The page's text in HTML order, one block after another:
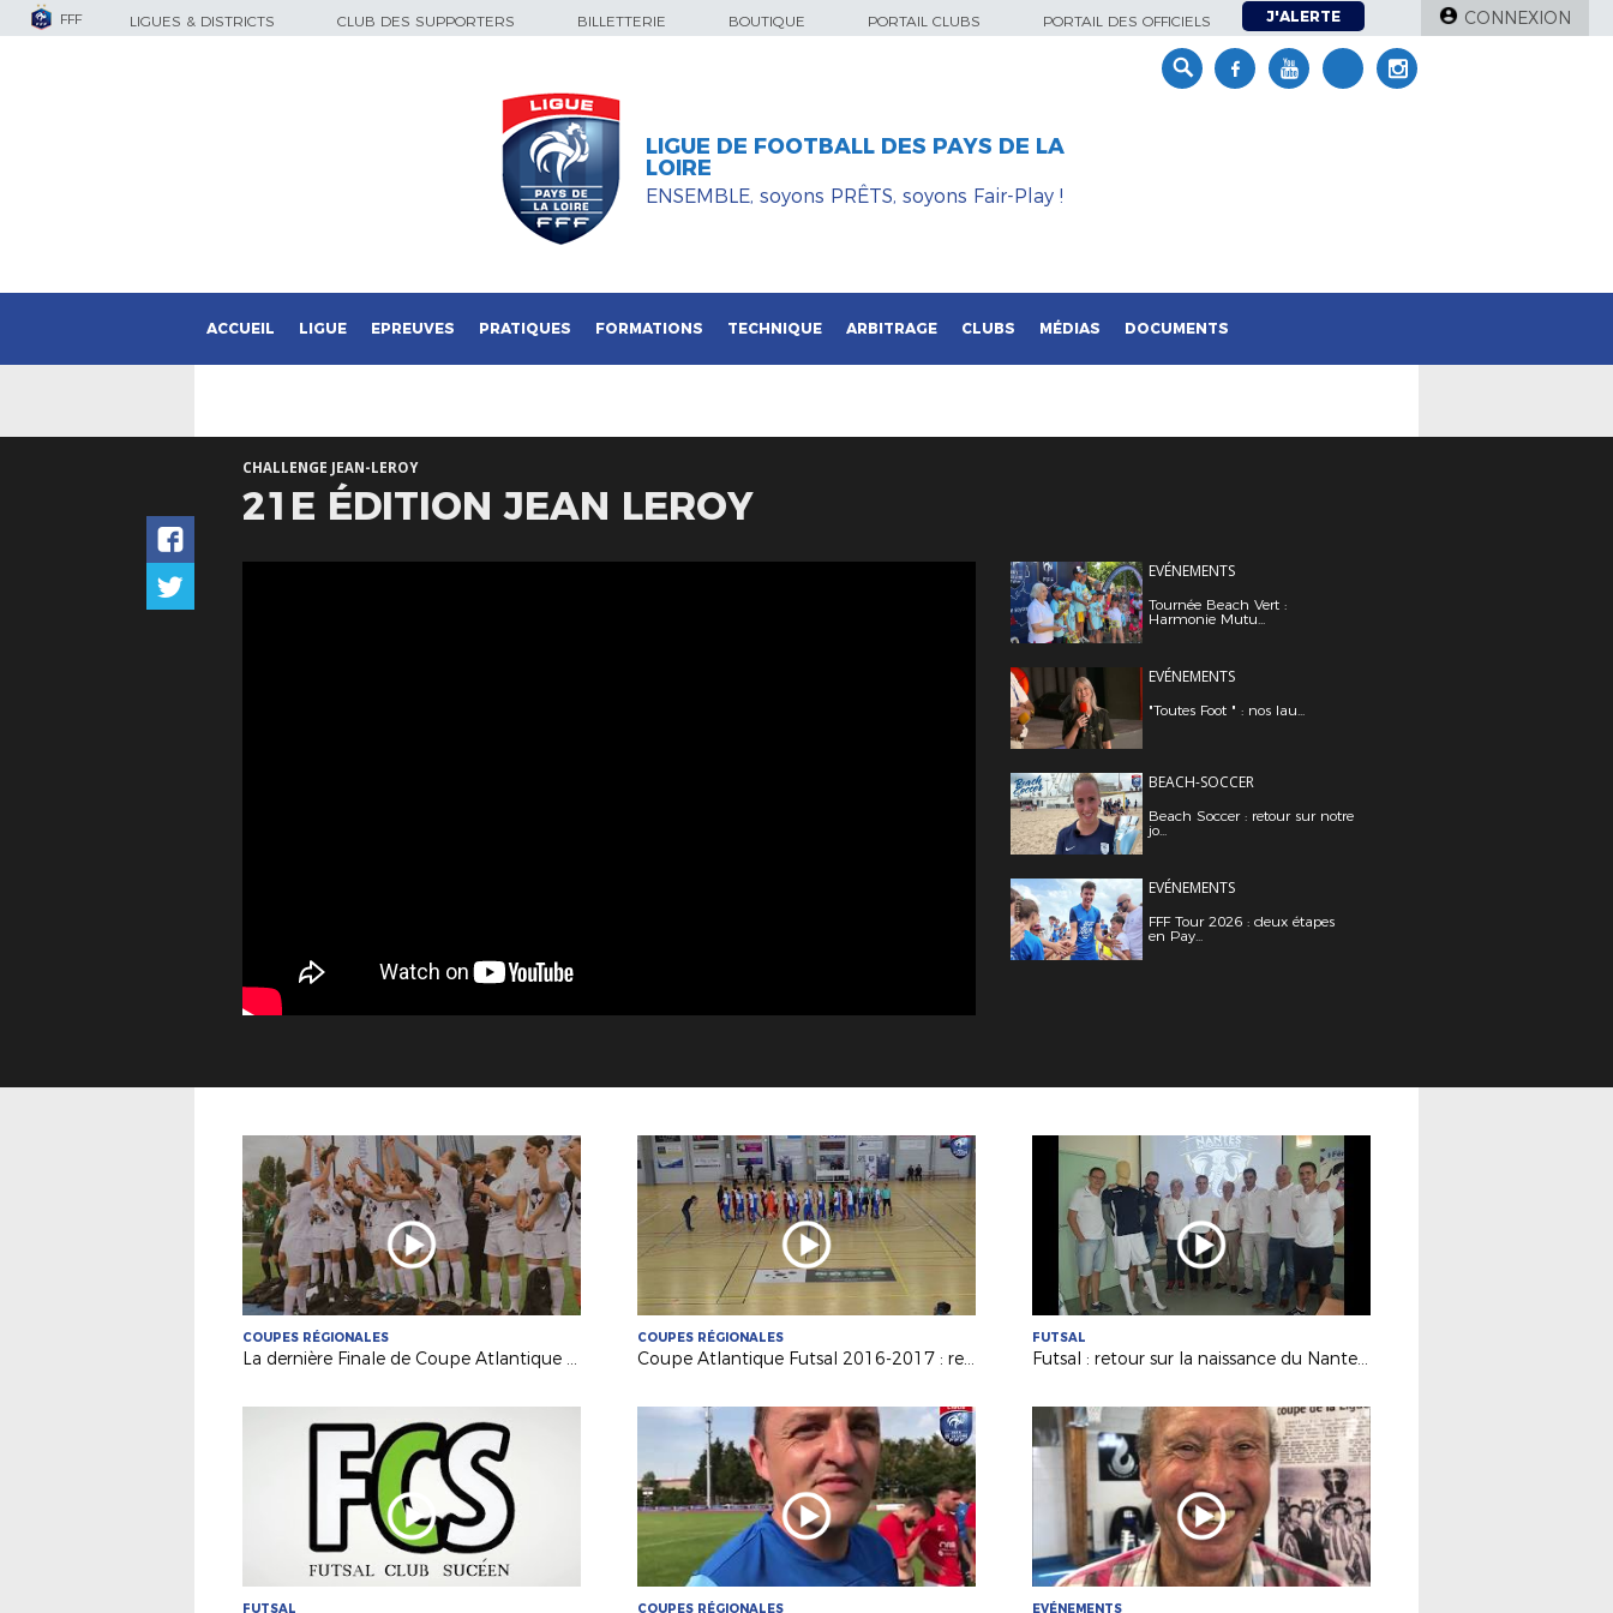
FFF LIGUES & DISTRICTS CLUB DES SUPPORTERS BILLETTERIE BOUTIQUE PORTAIL CLUBS PORTAIL DES OFFICIELS J'ALERTE CONNEXION
LIGUE DE FOOTBALL DES PAYS DE LA
LOIRE
ENSEMBLE, soyons PRÊTS, soyons Fair-Play !
ACCUEIL LIGUE EPREUVES PRATIQUES FORMATIONS TECHNIQUE ARBITRAGE CLUBS MÉDIAS DOCUMENTS
CHALLENGE JEAN-LEROY
21E ÉDITION JEAN LEROY
EVÉNEMENTS
Tournée Beach Vert :
Harmonie Mutu...
EVÉNEMENTS
"Toutes Foot " : nos lau...
BEACH-SOCCER
Beach Soccer : retour sur notre
jo...
EVÉNEMENTS
FFF Tour 2026 : deux étapes
en Pay...
COUPES RÉGIONALES
La dernière Finale de Coupe Atlantique Féminine Crédit-Mutuel !
COUPES RÉGIONALES
Coupe Atlantique Futsal 2016-2017 : revivez la finale remportée par Saint Herblain Pépite FC
FUTSAL
Futsal : retour sur la naissance du Nantes Métropole Futsal (D1)
FUTSAL COUPES RÉGIONALES EVÉNEMENTS